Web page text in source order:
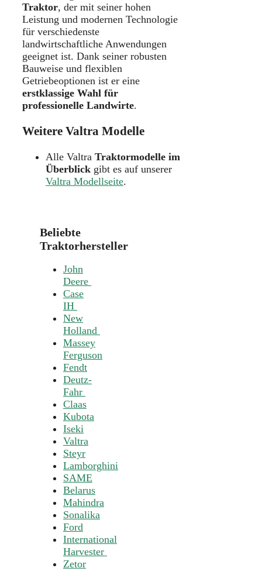
Traktor, der mit seiner hohen
Leistung und modernen Technologie
für verschiedenste
landwirtschaftliche Anwendungen
geeignet ist. Dank seiner robusten
Bauweise und flexiblen
Getriebeoptionen ist er eine
erstklassige Wahl für
professionelle Landwirte.
Weitere Valtra Modelle
Alle Valtra Traktormodelle im
Überblick gibt es auf unserer
Valtra Modellseite.
Beliebte
Traktorhersteller
John
Deere
Case
IH
New
Holland
Massey
Ferguson
Fendt
Deutz-
Fahr
Claas
Kubota
Iseki
Valtra
Steyr
Lamborghini
SAME
Belarus
Mahindra
Sonalika
Ford
International
Harvester
Zetor